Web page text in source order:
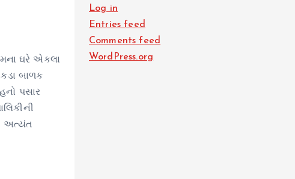
ઘરે એકલા
બાળક
પસાર
અત્યંત
Log in
Entries feed
Comments feed
WordPress.org